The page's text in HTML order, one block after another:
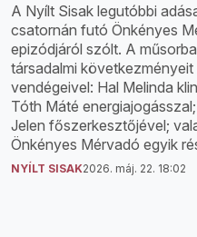
A Nyílt Sisak legutóbbi
csatornán futó Önkényes
epizódjáról szólt. A
társadalmi
vendégeivel: Hal Melinda
Tóth Máté
Jelen főszerkesztőjével;
Önkényes Mérvadó egyik
NYÍLT SISAK2026. máj. 22. 18:02